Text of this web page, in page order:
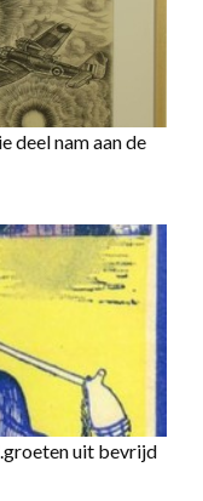
deel nam aan de
uit bevrijd